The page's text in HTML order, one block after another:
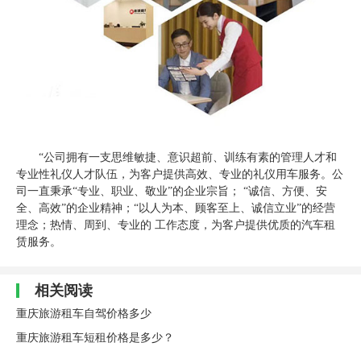
“公司拥有一支思维敏捷、意识超前、训练有素的管理人才和
专业性礼仪人才队伍，为客户提供高效、专业的礼仪用车服务。公
司一直秉承“专业、职业、敬业”的企业宗旨； “诚信、方便、安
全、高效”的企业精神；“以人为本、顾客至上、诚信立业”的经营
理念；热情、周到、专业的 工作态度，为客户提供优质的汽车租
赁服务。
相关阅读
重庆旅游租车自驾价格多少
重庆旅游租车短租价格是多少？